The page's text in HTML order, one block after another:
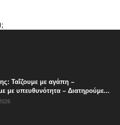
Ταΐζουμε με αγάπη –
με υπευθυνότητα – Διατηρούμε...